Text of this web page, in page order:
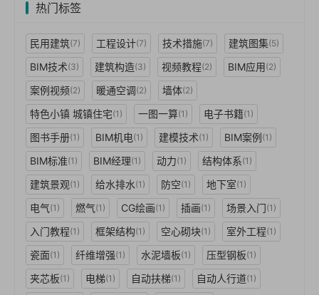
热门标签
民用建筑(7) 工程设计(7) 技术措施(7) 建筑图集(5)
BIM技术(3) 建筑构造(3) 视频教程(2) BIM应用(2)
案例视频(2) 暖通空调(2) 墙体(2)
特色小镇 城镇住宅(1) 一图一算(1) 电子书籍(1)
图书手册(1) BIM机电(1) 建模技术(1) BIM案例(1)
BIM标准(1) BIM经理(1) 动力(1) 结构体系(1)
建筑景观(1) 给水排水(1) 防空(1) 地下室(1)
电气(1) 燃气(1) CG绘画(1) 插画(1) 场景入门(1)
入门教程(1) 框架结构(1) 空心砌块(1) 室外工程(1)
瓷面(1) 纤维增强(1) 水泥墙板(1) 压型钢板(1)
夹芯板(1) 电梯(1) 自动扶梯(1) 自动人行道(1)